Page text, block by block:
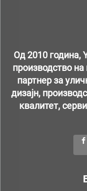
Од 2010 година,
производство
партнер за
дизајн,
квалитет,